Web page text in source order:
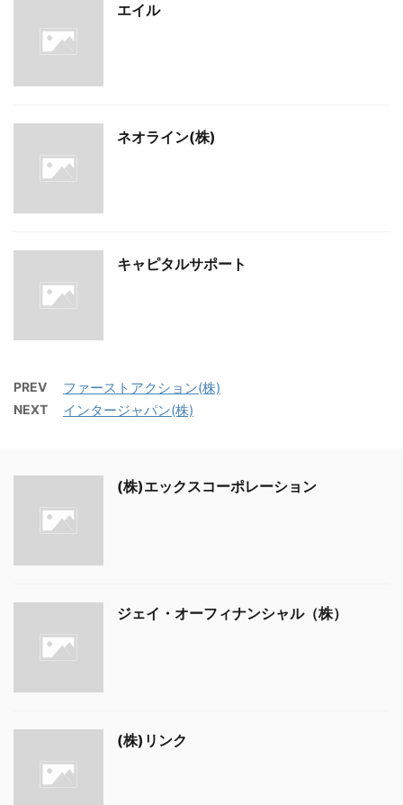
エイル
ネオライン(株)
キャピタルサポート
PREV ファーストアクション(株)
NEXT インタージャパン(株)
(株)エックスコーポレーション
ジェイ・オーフィナンシャル（株）
(株)リンク